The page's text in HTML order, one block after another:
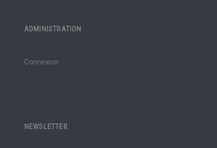
ADMINISTRATION
Connexion
NEWSLETTER